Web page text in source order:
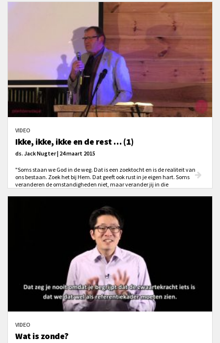
wil niets hiervan aan de kant zetten, het zijn goede dingen. Maar hoe vaak
zijn we enthousiast over nederigheid?'
VIDEO
Ikke, ikke, ikke en de rest … (1)
ds. Jack Nugter | 24 maart 2015
"Soms staan we God in de weg. Dat is een zoektocht en is de realiteit van
ons bestaan. Zoek het bij Hem. Dat geeft ook rust in je eigen hart. Soms
veranderen de omstandigheden niet, maar verander jij in die
VIDEO
Wat is zonde?